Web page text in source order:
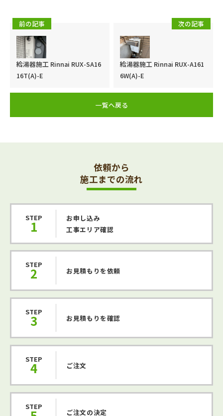
前の記事
給湯器施工 Rinnai RUX-SA16
16T(A)-E
一覧へ戻る
次の記事
給湯器施工 Rinnai RUX-A161
6W(A)-E
依頼から
施工までの流れ
STEP
1
お申し込み
工事エリア確認
STEP
2 お見積もりを依頼
STEP
3 お見積もりを確認
STEP
4 ご注文
STEP
ご注文の決定